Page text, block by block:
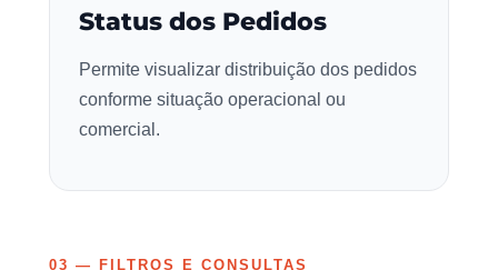
Status dos Pedidos
Permite visualizar distribuição dos pedidos
conforme situação operacional ou
comercial.
03 — FILTROS E CONSULTAS